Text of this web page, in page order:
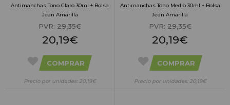
Antimanchas Tono Claro 30ml + Bolsa
Jean Amarilla
PVR: 29,35€
20,19€
COMPRAR
Precio por unidades: 20,19€
Antimanchas Tono Medio 30ml + Bolsa
Jean Amarilla
PVR:29,35€
20,19€
COMPRAR
Precio por unidades: 20,19€